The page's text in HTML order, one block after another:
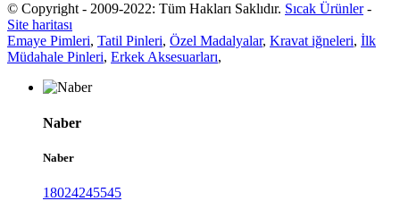
© Copyright - 2009-2022: Tüm Hakları Saklıdır. Sıcak Ürünler-
Site haritası
Emaye Pimleri, Tatil Pinleri, Özel Madalyalar, Kravat iğneleri, İlk
Müdahale Pinleri, Erkek Aksesuarları,
Naber
Naber
18024245545